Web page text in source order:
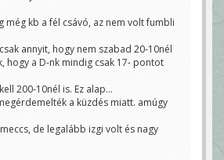
még kb a fél csávó, az nem volt fumbli
annyit, hogy nem szabad 20-10nél
hogy a D-nk mindig csak 17- pontot
200-10nél is. Ez alap...
a küzdés miatt. amúgy
de legalább izgi volt és nagy